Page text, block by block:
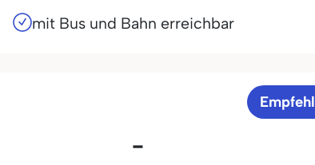
mit Bus und Bahn erreichbar
-